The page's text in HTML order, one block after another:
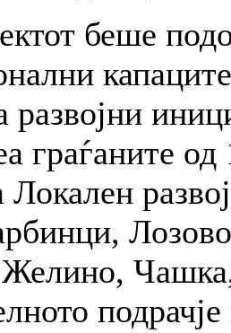
беше
развојни
граѓаните
Локален
Желино,